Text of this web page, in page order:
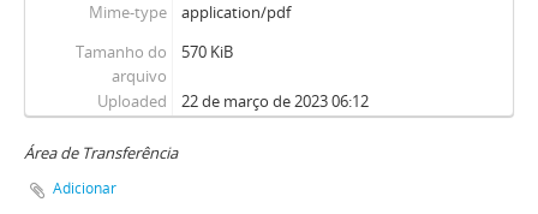
Mime-type
application/pdf
Tamanho do
arquivo
570 KiB
Uploaded 22 de março de 2023 06:12
Área de Transferência
Adicionar